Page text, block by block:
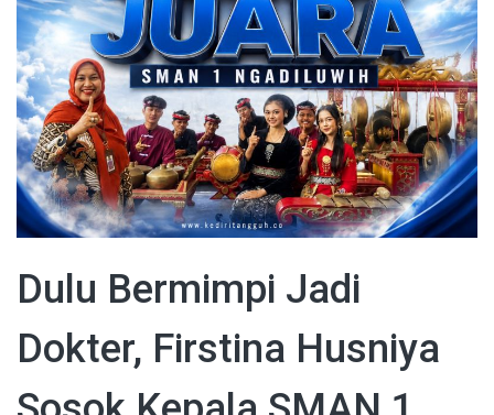
Dulu Bermimpi Jadi
Dokter, Firstina Husniya